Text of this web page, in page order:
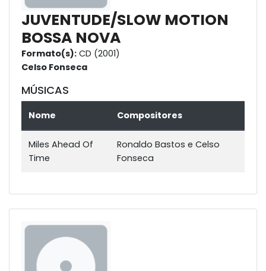
JUVENTUDE/SLOW MOTION
BOSSA NOVA
Formato(s): CD (2001)
Celso Fonseca
MÚSICAS
Nome Compositores
Miles Ahead Of
Time
Ronaldo Bastos e Celso
Fonseca